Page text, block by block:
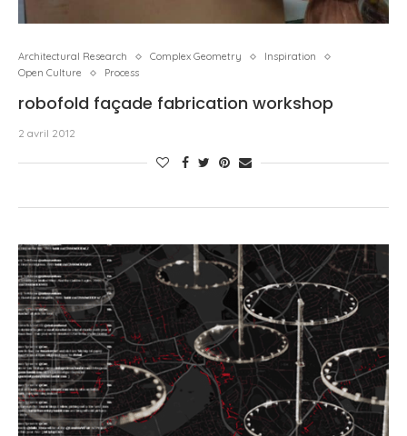
Architectural Research Complex Geometry
Inspiration
Open Culture
Process
robofold façade fabrication workshop
2 avril 2012